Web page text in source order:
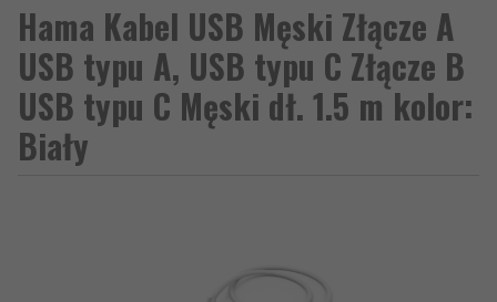
Hama Kabel USB Męski Złącze A
USB typu A, USB typu C Złącze B
USB typu C Męski dł. 1.5 m kolor:
Biały